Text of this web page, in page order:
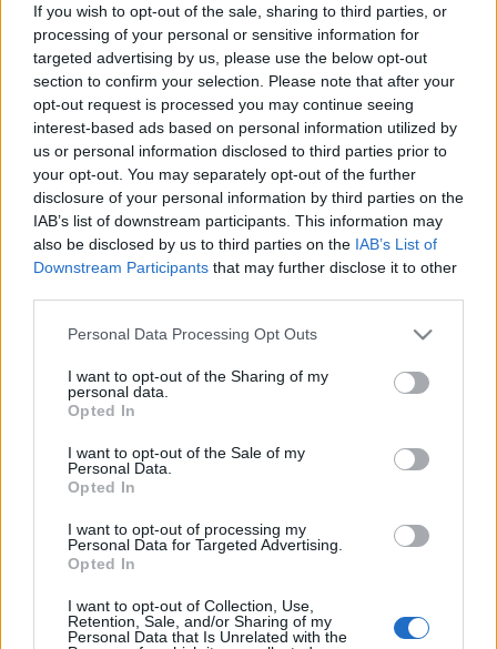
If you wish to opt-out of the sale, sharing to third parties, or
processing of your personal or sensitive information for
targeted advertising by us, please use the below opt-out
section to confirm your selection. Please note that after your
opt-out request is processed you may continue seeing
interest-based ads based on personal information utilized by
us or personal information disclosed to third parties prior to
your opt-out. You may separately opt-out of the further
disclosure of your personal information by third parties on the
IAB’s list of downstream participants. This information may
also be disclosed by us to third parties on the IAB’s List of
Downstream Participants that may further disclose it to other
Please note that this website/app uses one or more Google
not limited to your visit or usage behaviour. You may click to
grant or deny consent to Google and its third-party tags to
use your data for below specified purposes in below Google
consent section.
Personal Data Processing Opt Outs
I want to opt-out of the Sharing of my
personal data.
Opted In
I want to opt-out of the Sale of my
Personal Data.
Opted In
I want to opt-out of processing my
Personal Data for Targeted Advertising.
Opted In
I want to opt-out of Collection, Use,
Retention, Sale, and/or Sharing of my
Personal Data that Is Unrelated with the
Az eddigi ásatások eredménye az Altinóban talált antik
város, fórum és színház. A leleteket az út mentén öt város
múzeuma mutatja be. Elsőként Padova, az ókori Patavium
múzeumában láthatók már október végétől. A belépőjegyek
ugyanakkor érvényesek lesznek a másik négy város - Adria,
Altino, Concordia és Aquileia - múzeumába is.
A régészek remélik, hogy a további ásatások fényt
derítenek arra is, hogy az út Adriánál végződött-e vagy a
mai Bolognánál. Ebben ugyanis megoszlik a véleményük.
Nincs egyelőre egyetértés abban sem, hogy az építtető az
vagy inkább Titus Annius Rufus praetor, aki i.e. 131-ben
viselte ezt a tisztséget.